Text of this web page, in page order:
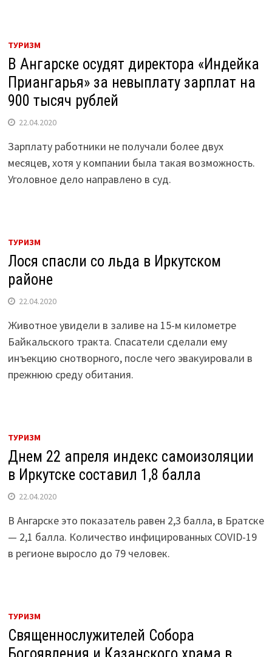
ТУРИЗМ
В Ангарске осудят директора «Индейка
Приангарья» за невыплату зарплат на
900 тысяч рублей
22.04.2020
Зарплату работники не получали более двух
месяцев, хотя у компании была такая возможность.
Уголовное дело направлено в суд.
ТУРИЗМ
Лося спасли со льда в Иркутском
районе
22.04.2020
Животное увидели в заливе на 15-м километре
Байкальского тракта. Спасатели сделали ему
инъекцию снотворного, после чего эвакуировали в
прежнюю среду обитания.
ТУРИЗМ
Днем 22 апреля индекс самоизоляции
в Иркутске составил 1,8 балла
22.04.2020
В Ангарске это показатель равен 2,3 балла, в Братске
— 2,1 балла. Количество инфицированных COVID-19
в регионе выросло до 79 человек.
ТУРИЗМ
Священнослужителей Собора